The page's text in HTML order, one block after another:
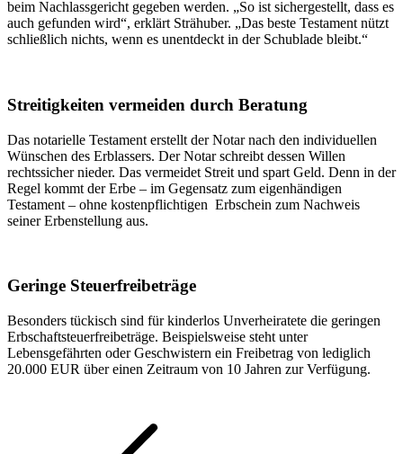
beim Nachlassgericht gegeben werden. „So ist sichergestellt, dass es
auch gefunden wird“, erklärt Strähuber. „Das beste Testament nützt
schließlich nichts, wenn es unentdeckt in der Schublade bleibt.“
Streitigkeiten vermeiden durch Beratung
Das notarielle Testament erstellt der Notar nach den individuellen
Wünschen des Erblassers. Der Notar schreibt dessen Willen
rechtssicher nieder. Das vermeidet Streit und spart Geld. Denn in der
Regel kommt der Erbe – im Gegensatz zum eigenhändigen
Testament – ohne kostenpflichtigen Erbschein zum Nachweis
seiner Erbenstellung aus.
Geringe Steuerfreibeträge
Besonders tückisch sind für kinderlos Unverheiratete die geringen
Erbschaftsteuerfreibeträge. Beispielsweise steht unter
Lebensgefährten oder Geschwistern ein Freibetrag von lediglich
20.000 EUR über einen Zeitraum von 10 Jahren zur Verfügung.